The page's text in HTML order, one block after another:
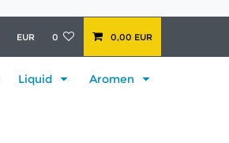
EUR 0 0,00 EUR
Liquid Aromen